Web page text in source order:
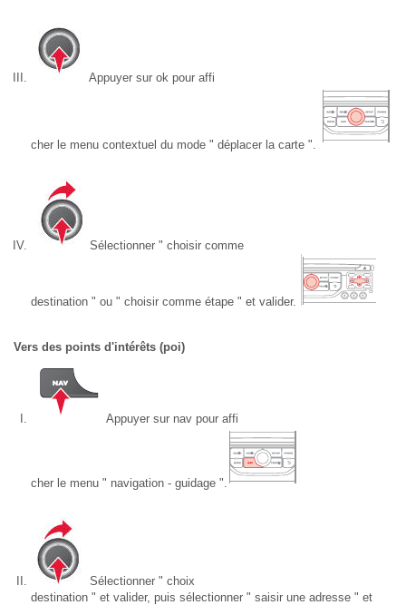
Appuyer sur ok pour affi
cher le menu contextuel du mode " déplacer la carte ".
Sélectionner " choisir comme
destination " ou " choisir comme étape " et valider.
Vers des points d'intérêts (poi)
Appuyer sur nav pour affi
cher le menu " navigation - guidage ".
Sélectionner " choix
destination " et valider, puis sélectionner " saisir une adresse " et